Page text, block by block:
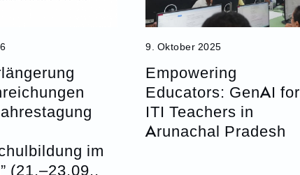
im
(21.–23.09.,
9. Oktober 2025
Empowering
Educators: GenAI for
ITI Teachers in
Arunachal Pradesh